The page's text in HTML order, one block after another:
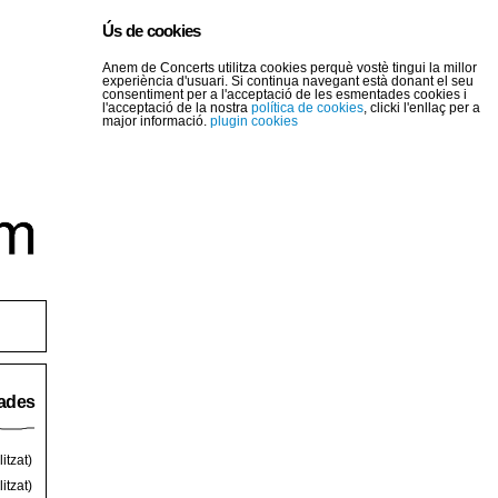
Ús de cookies
Anem de Concerts utilitza cookies perquè vostè tingui la millor
experiència d'usuari. Si continua navegant està donant el seu
consentiment per a l'acceptació de les esmentades cookies i
l'acceptació de la nostra política de cookies, clicki l'enllaç per a
major informació. plugin cookies